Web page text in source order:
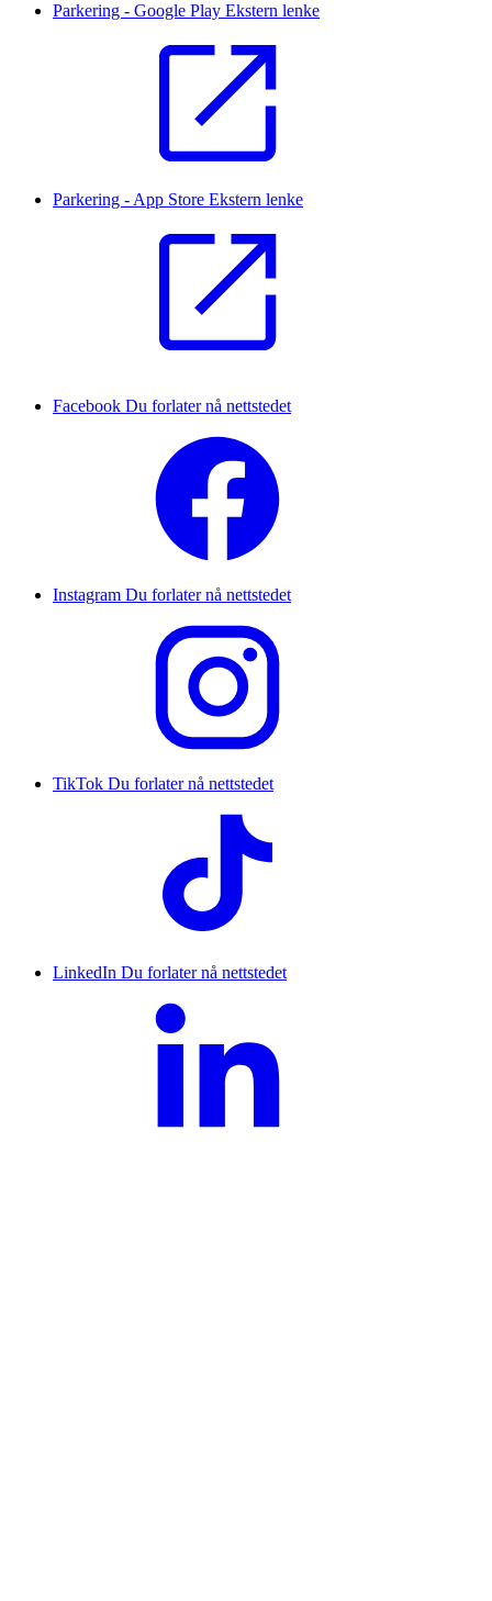
Parkering - Google Play Ekstern lenke
Parkering - App Store Ekstern lenke
Facebook Du forlater nå nettstedet
Instagram Du forlater nå nettstedet
TikTok Du forlater nå nettstedet
LinkedIn Du forlater nå nettstedet